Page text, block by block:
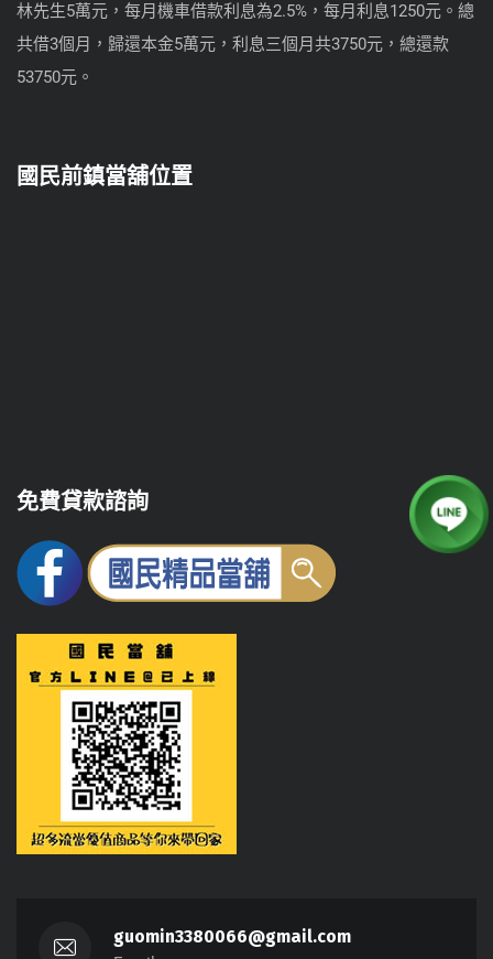
林先生5萬元，每月機車借款利息為2.5%，每月利息1250元。總
共借3個月，歸還本金5萬元，利息三個月共3750元，總還款
53750元。
國民前鎮當舖位置
免費貸款諮詢
guomin3380066@gmail.com